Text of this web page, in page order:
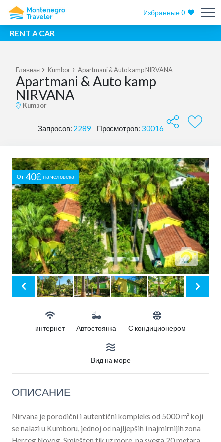
Избранные0
RENT A CAR
Главная Kumbor Apartmani & Auto kamp NIRVANA
Apartmani & Auto kamp
NIRVANA
Kumbor
Запросов: 2289 Просмотров: 30016
От 40€ на человека
интернет Автостоянка С кондиционером
Вид на море
ОПИСАНИЕ
Nirvana je porodični i autentični kompleks od 5000 m² koji
se nalazi u Kumboru, jednoj od najljepših i najmirnijih zona
Herceg Novog. Smješten tik uz more, na svega 20 metara